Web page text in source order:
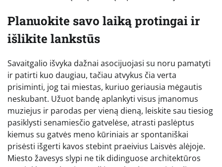
Planuokite savo laiką protingai ir
išlikite lankstūs
Savaitgalio išvyka dažnai asocijuojasi su noru pamatyti
ir patirti kuo daugiau, tačiau atvykus čia verta
prisiminti, jog tai miestas, kuriuo geriausia mėgautis
neskubant. Užuot bandę aplankyti visus įmanomus
muziejus ir parodas per vieną dieną, leiskite sau tiesiog
pasiklysti senamiesčio gatvelėse, atrasti paslėptus
kiemus su gatvės meno kūriniais ar spontaniškai
prisėsti išgerti kavos stebint praeivius Laisvės alėjoje.
Miesto žavesys slypi ne tik didinguose architektūros